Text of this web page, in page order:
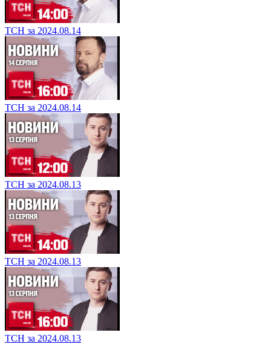
ТСН за 2024.08.14
ТСН за 2024.08.14
ТСН за 2024.08.13
ТСН за 2024.08.13
ТСН за 2024.08.13